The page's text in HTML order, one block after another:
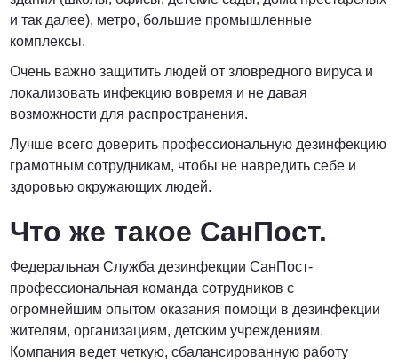
и так далее), метро, большие промышленные
комплексы.
Очень важно защитить людей от зловредного вируса и
локализовать инфекцию вовремя и не давая
возможности для распространения.
Лучше всего доверить профессиональную дезинфекцию
грамотным сотрудникам, чтобы не навредить себе и
здоровью окружающих людей.
Что же такое СанПост.
Федеральная Служба дезинфекции СанПост-
профессиональная команда сотрудников с
огромнейшим опытом оказания помощи в дезинфекции
жителям, организациям, детским учреждениям.
Компания ведет четкую, сбалансированную работу